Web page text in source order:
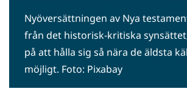
Nyöversättningen av Nya
från det historisk-kritiska
på att hålla sig så nära de äldsta
möjligt. Foto: Pixabay